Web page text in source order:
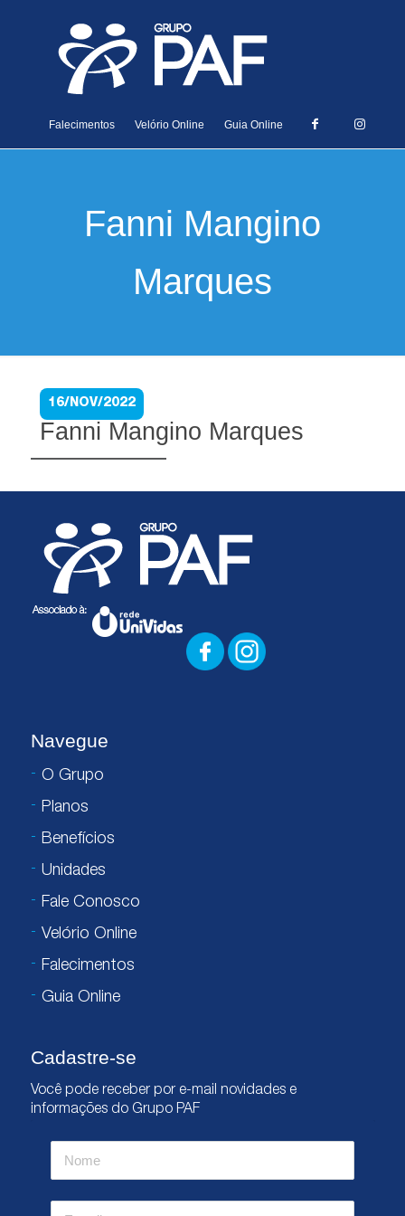
Falecimentos Velório Online Guia Online
Fanni Mangino
Marques
16/NOV/2022
Fanni Mangino Marques
Navegue
O Grupo
Planos
Benefícios
Unidades
Fale Conosco
Velório Online
Falecimentos
Guia Online
Cadastre-se
Você pode receber por e-mail novidades e
informações do Grupo PAF